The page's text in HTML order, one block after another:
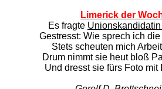
Limerick der
Es fragte
Gestresst: Wie sprech ich
Stets scheuten mich
Drum nimmt sie heut bloß
Und dresst sie fürs Foto mit